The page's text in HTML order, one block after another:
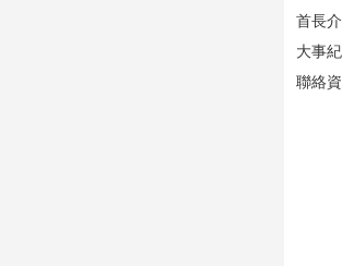
首長
大事紀
聯絡